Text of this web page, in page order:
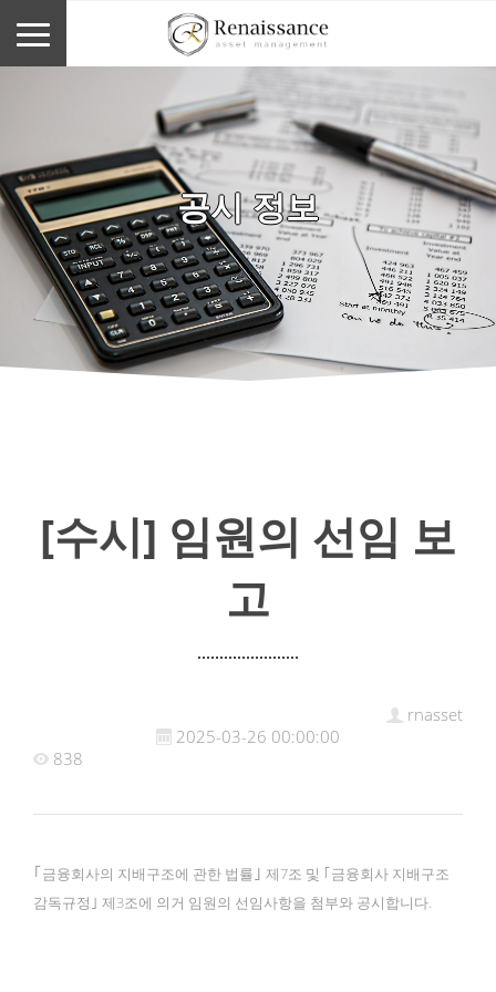
공시 정보
[수시] 임원의 선임 보
고
rnasset
2025-03-26 00:00:00
838
｢금융회사의 지배구조에 관한 법률 ｣ 제7조 및 ｢금융회사 지배구조
감독규정 ｣ 제3조에 의거 임원의 선임사항을 첨부와 공시합니다.